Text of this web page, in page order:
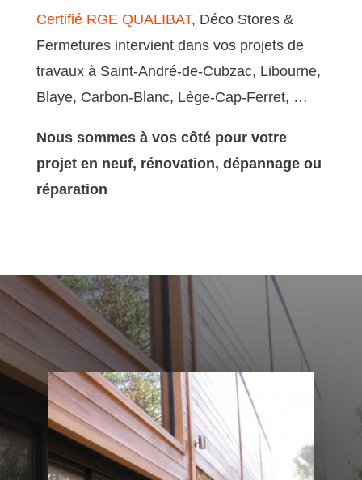
Certifié RGE QUALIBAT, Déco Stores &
Fermetures intervient dans vos projets de
travaux à Saint-André-de-Cubzac, Libourne,
Blaye, Carbon-Blanc, Lège-Cap-Ferret, …
Nous sommes à vos côté pour votre
projet en neuf, rénovation, dépannage ou
réparation